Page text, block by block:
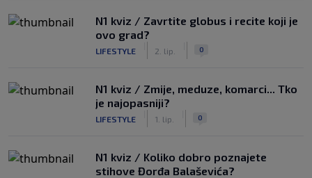
N1 kviz / Zavrtite globus i recite koji je
ovo grad?
LIFESTYLE 2. lip. 0
N1 kviz / Zmije, meduze, komarci... Tko
je najopasniji?
LIFESTYLE 1. lip. 0
N1 kviz / Koliko dobro poznajete
stihove Đorđa Balaševića?